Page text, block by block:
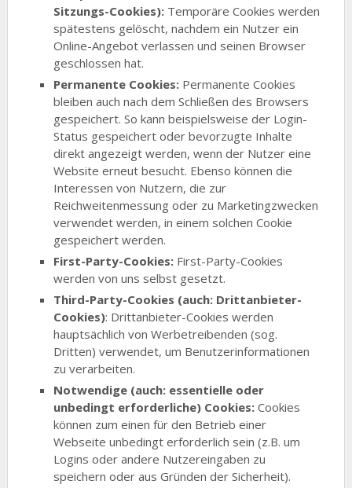
Sitzungs-Cookies): Temporäre Cookies werden
spätestens gelöscht, nachdem ein Nutzer ein
Online-Angebot verlassen und seinen Browser
geschlossen hat.
Permanente Cookies: Permanente Cookies
bleiben auch nach dem Schließen des Browsers
gespeichert. So kann beispielsweise der Login-
Status gespeichert oder bevorzugte Inhalte
direkt angezeigt werden, wenn der Nutzer eine
Website erneut besucht. Ebenso können die
Interessen von Nutzern, die zur
Reichweitenmessung oder zu Marketingzwecken
verwendet werden, in einem solchen Cookie
gespeichert werden.
First-Party-Cookies: First-Party-Cookies
werden von uns selbst gesetzt.
Third-Party-Cookies (auch: Drittanbieter-
Cookies): Drittanbieter-Cookies werden
hauptsächlich von Werbetreibenden (sog.
Dritten) verwendet, um Benutzerinformationen
zu verarbeiten.
Notwendige (auch: essentielle oder
unbedingt erforderliche) Cookies: Cookies
können zum einen für den Betrieb einer
Webseite unbedingt erforderlich sein (z.B. um
Logins oder andere Nutzereingaben zu
speichern oder aus Gründen der Sicherheit).